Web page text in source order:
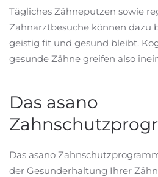
Tägliches Zähneputzen sowie
Zahnarztbesuche können dazu
geistig fit und gesund bleibt.
gesunde Zähne greifen also
Das asano
Das asano
der Gesunderhaltung Ihrer